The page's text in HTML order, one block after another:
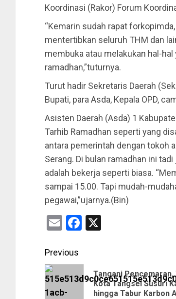
Koordinasi (Rakor) Forum
“Kemarin sudah rapat
mentertibkan seluruh THM dan
membuka atau melakukan hal-
ramadhan,”tuturnya.
Turut hadir Sekretaris Daerah
Bupati, para Asda, Kepala OPD,
Asisten Daerah (Asda) 1
Tarhib Ramadhan seperti yang
antara pemerintah dengan tokoh
Serang. Di bulan ramadhan ini
adalah bekerja seperti biasa.
sampai 15.00. Tapi mudah-
pegawai,”ujarnya.(Bin)
EmailFacebook
Previous
Tangani Pencemaran,
Kota Tangsel Susuri
hingga Tabur Karbon